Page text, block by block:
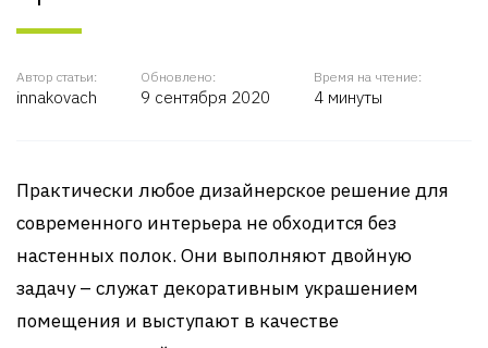
Автор статьи:
innakovach
Обновлено:
9 сентября 2020
Время на чтение:
4 минуты
Практически любое дизайнерское решение для
современного интерьера не обходится без
настенных полок. Они выполняют двойную
задачу – служат декоративным украшением
помещения и выступают в качестве